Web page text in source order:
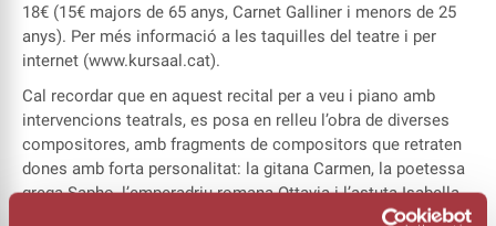
18€ (15€ majors de 65 anys, Carnet Galliner i menors de 25
anys). Per més informació a les taquilles del teatre i per
internet (www.kursaal.cat).
Cal recordar que en aquest recital per a veu i piano amb
intervencions teatrals, es posa en relleu l’obra de diverses
compositores, amb fragments de compositors que retraten
dones amb forta personalitat: la gitana Carmen, la poetessa
grega Sapho, l’emperadriu romana Ottavia i l’astuta Isabella,